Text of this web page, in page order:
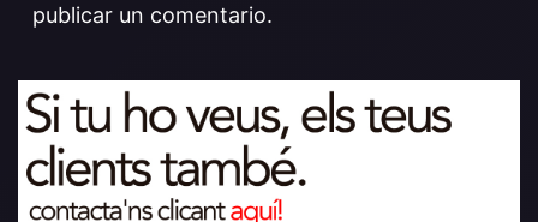
publicar un comentario.